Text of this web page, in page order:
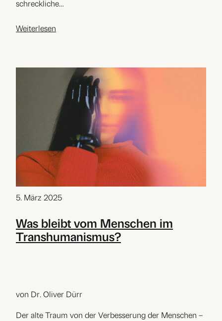
schreckliche…
Weiterlesen
5. März 2025
Was bleibt vom Menschen im
Transhumanismus?
von Dr. Oliver Dürr
Der alte Traum von der Verbesserung der Menschen –